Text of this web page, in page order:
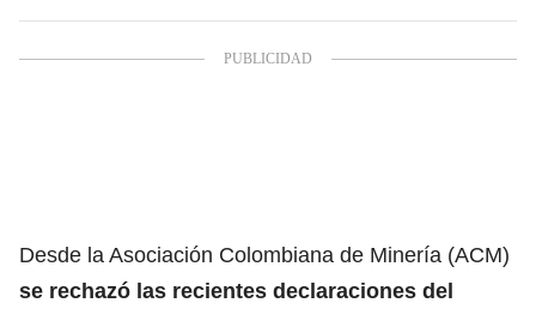
Desde la Asociación Colombiana de Minería (ACM)
se rechazó las recientes declaraciones del